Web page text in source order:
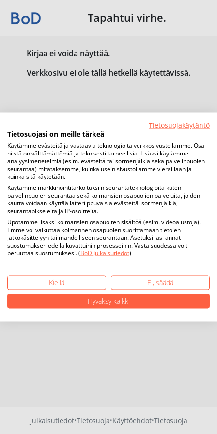
Tapahtui virhe.
Kirjaa ei voida näyttää.
Verkkosivu ei ole tällä hetkellä käytettävissä.
Julkaisutiedot·Tietosuoja·Käyttöehdot·Tietosuoja
Tietosuojakäytäntö
Tietosuojasi on meille tärkeä
Käytämme evästeitä ja vastaavia teknologioita verkkosivustollamme. Osa
niistä on välttämättömiä ja teknisesti tarpeellisia. Lisäksi käytämme
analyysimenetelmiä (esim. evästeitä tai sormenjälkiä sekä palvelinpuolen
seurantaa) mitataksemme, kuinka usein sivustollamme vieraillaan ja
kuinka sitä käytetään.
Käytämme markkinointitarkoituksiin seurantateknologioita kuten
palvelinpuolen seurantaa sekä kolmansien osapuolien palveluita, joiden
kautta voidaan käyttää laiteriippuvaisia evästeitä, sormenjälkiä,
seurantapikseleitä ja IP-osoitteita.
Upotamme lisäksi kolmansien osapuolten sisältöä (esim. videoalustoja).
Emme voi vaikuttaa kolmannen osapuolen suorittamaan tietojen
jatkokäsittelyyn tai mahdolliseen seurantaan. Asetuksillasi annat
suostumuksen edellä kuvattuihin prosesseihin. Vastaisuudessa voit
peruuttaa suostumuksesi. (BoD Julkaisutiedot)
Kiellä
Ei, säädä
Hyväksy kaikki